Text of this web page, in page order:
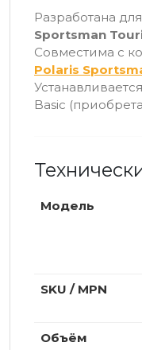
Разработана
Sportsman
Совместима с
Polaris
Basic
Модель
SKU / MPN
Объём